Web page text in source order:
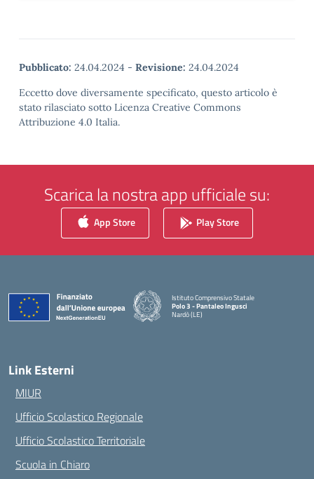
Pubblicato: 24.04.2024 - Revisione: 24.04.2024
Eccetto dove diversamente specificato, questo articolo è
stato rilasciato sotto Licenza Creative Commons
Attribuzione 4.0 Italia.
Scarica la nostra app ufficiale su:
App Store Play Store
Istituto Comprensivo Statale
Polo 3 - Pantaleo Ingusci
Nardò (LE)
Link Esterni
MIUR
Ufficio Scolastico Regionale
Ufficio Scolastico Territoriale
Scuola in Chiaro